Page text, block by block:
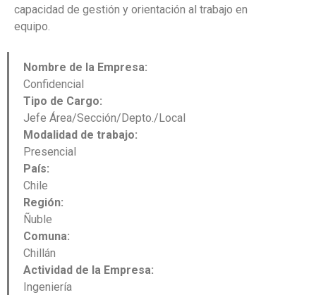
capacidad de gestión y orientación al trabajo en
equipo.
Nombre de la Empresa:
Confidencial
Tipo de Cargo:
Jefe Área/Sección/Depto./Local
Modalidad de trabajo:
Presencial
País:
Chile
Región:
Ñuble
Comuna:
Chillán
Actividad de la Empresa:
Ingeniería